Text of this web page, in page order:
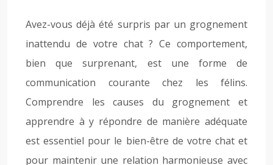
Avez-vous déjà été surpris par un grognement
inattendu de votre chat ? Ce comportement,
bien que surprenant, est une forme de
communication courante chez les félins.
Comprendre les causes du grognement et
apprendre à y répondre de manière adéquate
est essentiel pour le bien-être de votre chat et
pour maintenir une relation harmonieuse avec